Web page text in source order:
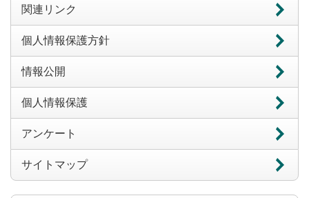
関連リンク
個人情報保護方針
情報公開
個人情報保護
アンケート
サイトマップ